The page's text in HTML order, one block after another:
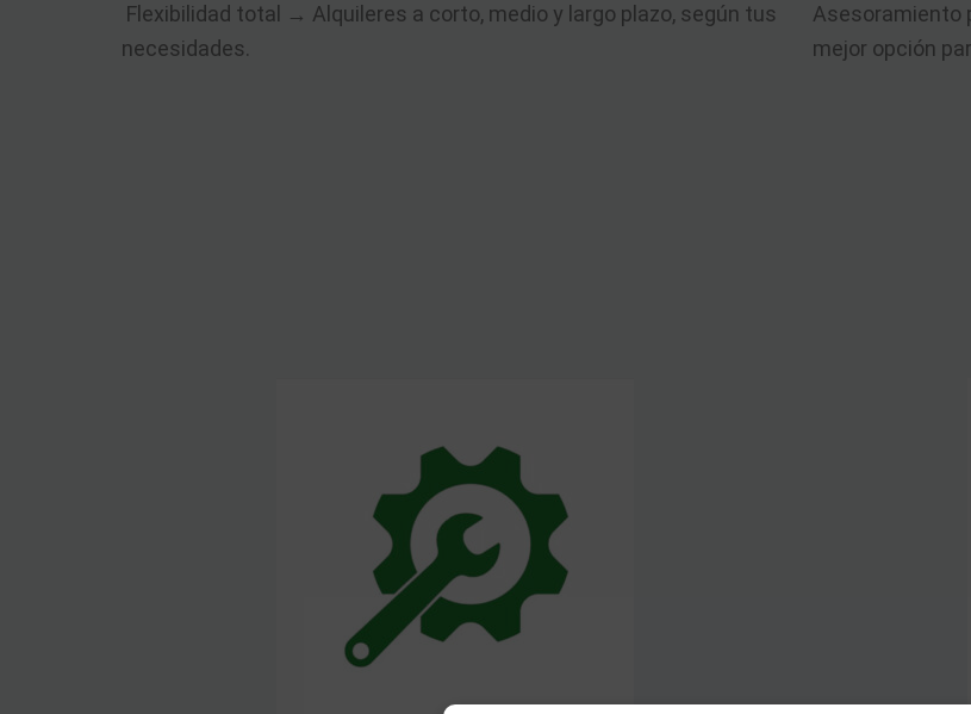
Flexibilidad total → Alquileres a corto, medio y largo plazo, según tus
necesidades.
Asesoramiento
mejor opción